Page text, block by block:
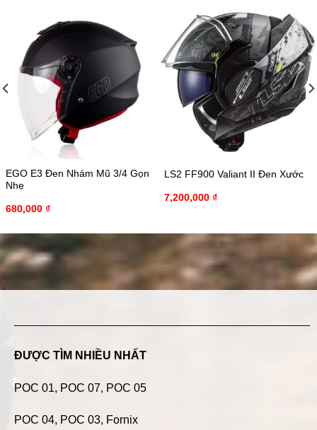
EGO E3 Đen Nhám Mũ 3/4 Gọn
Nhẹ
680,000 ₫
LS2 FF900 Valiant II Đen Xước
7,200,000 ₫
ĐƯỢC TÌM NHIỀU NHẤT
POC 01, POC 07, POC 05
POC 04, POC 03, Fornix